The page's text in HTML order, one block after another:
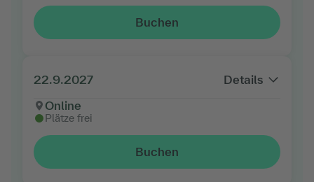
Buchen
22.9.2027
Details
Online
Plätze frei
Buchen